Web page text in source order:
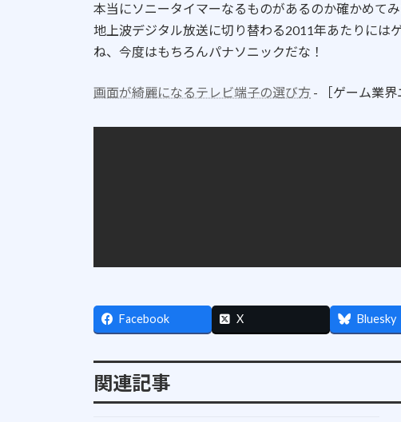
本当にソニータイマーなるものがあるのか確かめてみ
地上波デジタル放送に切り替わる2011年あたりには
ね、今度はもちろんパナソニックだな！
画面が綺麗になるテレビ端子の選び方 - ［ゲーム業
Facebook X Bluesky
関連記事